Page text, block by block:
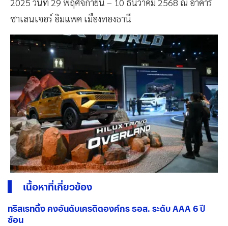
2025 วันที่ 29 พฤศจิกายน – 10 ธันวาคม 2568 ณ อาคาร
ชาเลนเจอร์ อิมแพค เมืองทองธานี
เนื้อหาที่เกี่ยวข้อง
ทริสเรทติ้ง คงอันดับเครดิตองค์กร ธอส. ระดับ AAA 6 ปี
ซ้อน